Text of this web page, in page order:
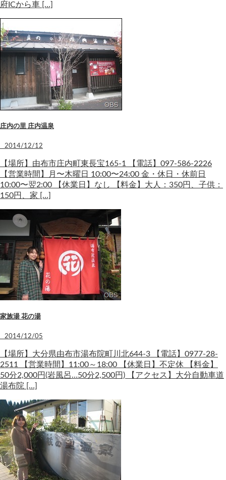
府ICから車 […]
庄内の里 庄内温泉
2014/12/12
【場所】由布市庄内町東長宝165-1 【電話】097-586-2226
【営業時間】月〜木曜日 10:00〜24:00 金・休日・休前日
10:00〜翌2:00 【休業日】なし 【料金】大人：350円、子供：
150円、家 […]
家族湯 花の湯
2014/12/05
【場所】大分県由布市湯布院町川北644-3 【電話】0977-28-
2511 【営業時間】11:00～18:00 【休業日】不定休 【料金】
50分2,000円(岩風呂…50分2,500円) 【アクセス】大分自動車道
湯布院 […]